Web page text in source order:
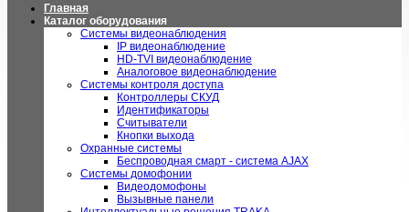
Главная
Каталог оборудования
Системы видеонаблюдения
IP видеонаблюдение
HD-TVI видеонаблюдение
Аналоговое видеонаблюдение
Системы контроля доступа
Контроллеры СКУД
Идентификаторы
Считыватели
Кнопки выхода
Охранные системы
Беспроводная смарт - система AJAX
Системы домофонии
Видеодомофоны
Вызывные панели